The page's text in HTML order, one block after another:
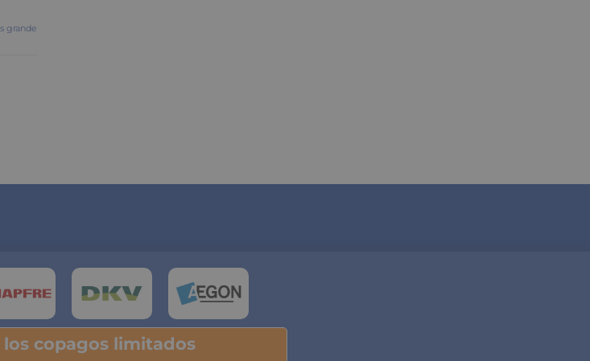
grande
copagos limitados
tu ahorro